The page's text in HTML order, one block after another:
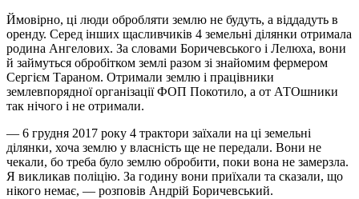
Ймовірно, ці люди обробляти землю не будуть, а віддадуть в
оренду. Серед інших щасливчиків 4 земельні ділянки отримала
родина Ангелових. За словами Боричевського і Лелюха, вони
й займуться обробітком землі разом зі знайомим фермером
Сергієм Тараном. Отримали землю і працівники
землевпорядної організації ФОП Покотило, а от АТОшники
так нічого і не отримали.
— 6 грудня 2017 року 4 трактори заїхали на ці земельні
ділянки, хоча землю у власність ще не передали. Вони не
чекали, бо треба було землю обробити, поки вона не замерзла.
Я викликав поліцію. За годину вони приїхали та сказали, що
нікого немає, — розповів Андрій Боричевський.